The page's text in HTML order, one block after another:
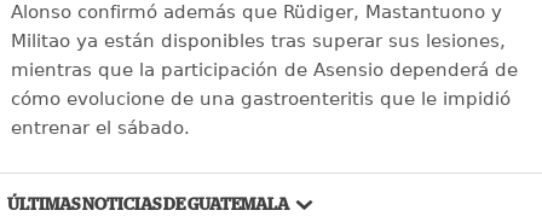
Alonso confirmó además que Rüdiger, Mastantuono y
Militao ya están disponibles tras superar sus lesiones,
mientras que la participación de Asensio dependerá de
cómo evolucione de una gastroenteritis que le impidió
entrenar el sábado.
ÚLTIMAS NOTICIAS DE GUATEMALA